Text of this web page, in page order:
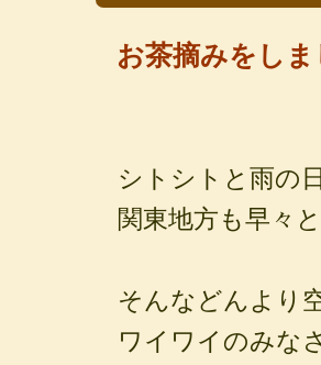
お茶摘みをし
シトシトと雨の
関東地方も早々
そんなどんより
ワイワイのみな